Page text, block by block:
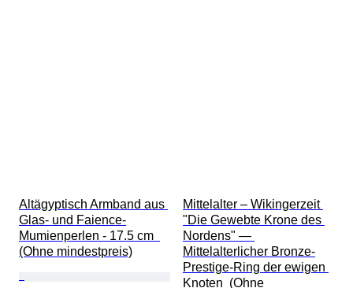
Altägyptisch Armband aus
Glas- und Faience-
Mumienperlen - 17.5 cm
(Ohne mindestpreis)
Mittelalter – Wikingerzeit
"Die Gewebte Krone des
Nordens" —
Mittelalterlicher Bronze-
Prestige-Ring der ewigen
Knoten  (Ohne